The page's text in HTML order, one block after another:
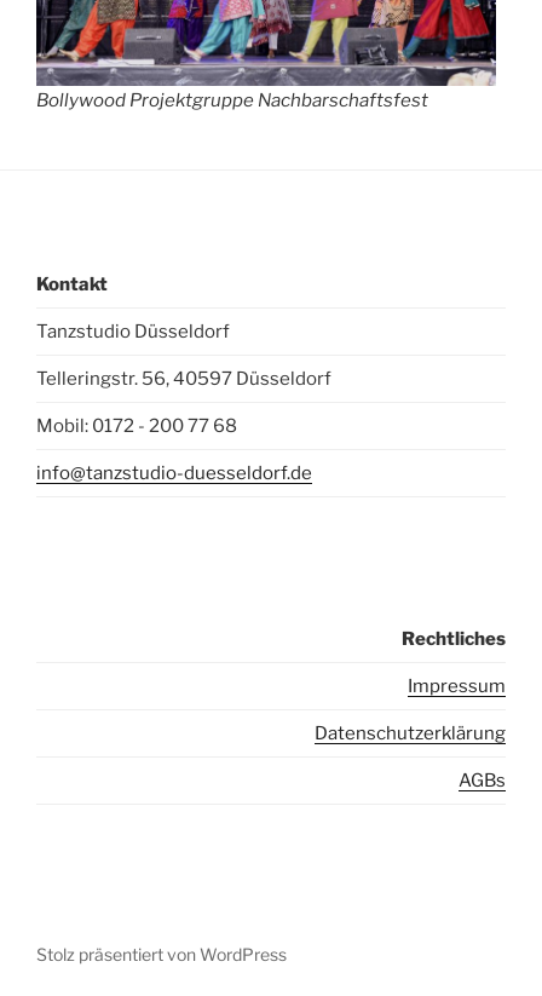
Bollywood Projektgruppe Nachbarschaftsfest
Kontakt
Tanzstudio Düsseldorf
Telleringstr. 56, 40597 Düsseldorf
Mobil: 0172 - 200 77 68
info@tanzstudio-duesseldorf.de
Rechtliches
Impressum
Datenschutzerklärung
AGBs
Stolz präsentiert von WordPress